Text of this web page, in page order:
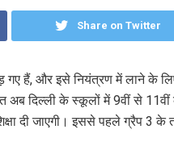
Share on Twitter
गए हैं, और इसे नियंत्रण में लाने के
दिल्ली के स्कूलों में 9वीं से 11वीं
दी जाएगी। इससे पहले ग्रैप 3